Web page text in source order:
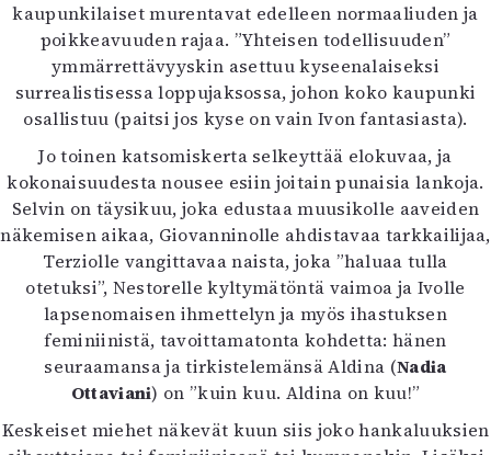
kaupunkilaiset murentavat edelleen normaaliuden ja
poikkeavuuden rajaa. ”Yhteisen todellisuuden”
ymmärrettävyyskin asettuu kyseenalaiseksi
surrealistisessa loppujaksossa, johon koko kaupunki
osallistuu (paitsi jos kyse on vain Ivon fantasiasta).
Jo toinen katsomiskerta selkeyttää elokuvaa, ja
kokonaisuudesta nousee esiin joitain punaisia lankoja.
Selvin on täysikuu, joka edustaa muusikolle aaveiden
näkemisen aikaa, Giovanninolle ahdistavaa tarkkailijaa,
Terziolle vangittavaa naista, joka ”haluaa tulla
otetuksi”, Nestorelle kyltymätöntä vaimoa ja Ivolle
lapsenomaisen ihmettelyn ja myös ihastuksen
feminiinistä, tavoittamatonta kohdetta: hänen
seuraamansa ja tirkistelemänsä Aldina (Nadia
Ottaviani) on ”kuin kuu. Aldina on kuu!”
Keskeiset miehet näkevät kuun siis joko hankaluuksien